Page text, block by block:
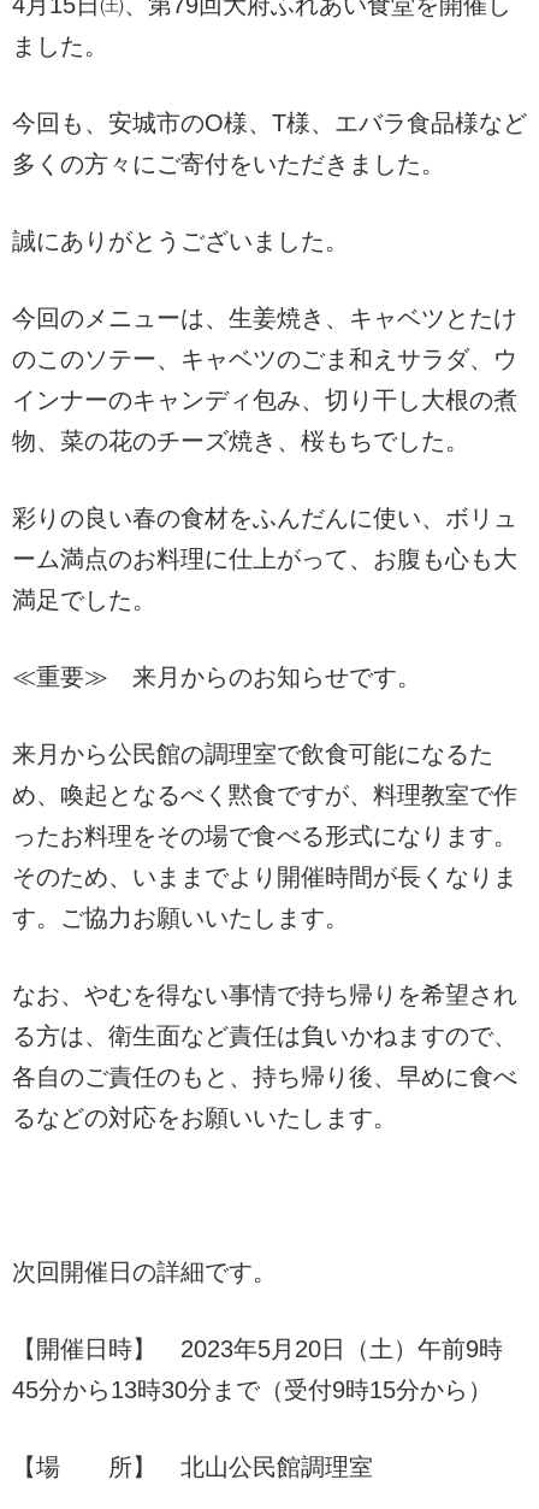
ました。
今回も、安城市のO様、T様、エバラ食品様など
多くの方々にご寄付をいただきました。
誠にありがとうございました。
今回のメニューは、生姜焼き、キャベツとたけ
のこのソテー、キャベツのごま和えサラダ、ウ
インナーのキャンディ包み、切り干し大根の煮
物、菜の花のチーズ焼き、桜もちでした。
彩りの良い春の食材をふんだんに使い、ボリュ
ーム満点のお料理に仕上がって、お腹も心も大
満足でした。
≪重要≫ 来月からのお知らせです。
来月から公民館の調理室で飲食可能になるた
め、喚起となるべく黙食ですが、料理教室で作
ったお料理をその場で食べる形式になります。
そのため、いままでより開催時間が長くなりま
す。ご協力お願いいたします。
なお、やむを得ない事情で持ち帰りを希望され
る方は、衛生面など責任は負いかねますので、
各自のご責任のもと、持ち帰り後、早めに食べ
るなどの対応をお願いいたします。
次回開催日の詳細です。
【開催日時】 2023年5月20日（土）午前9時
45分から13時30分まで（受付9時15分から）
【場 所】 北山公民館調理室